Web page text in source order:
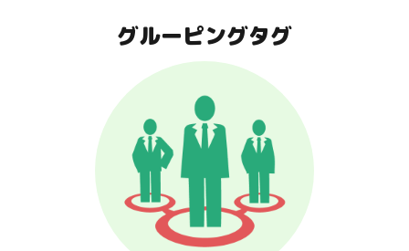
グルーピングタグ